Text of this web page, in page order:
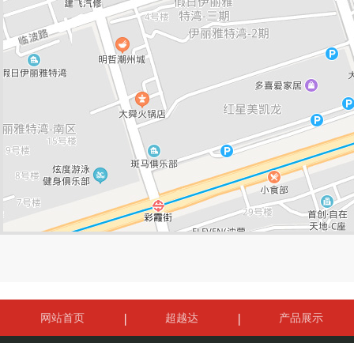
网站首页 超越达 产品展示